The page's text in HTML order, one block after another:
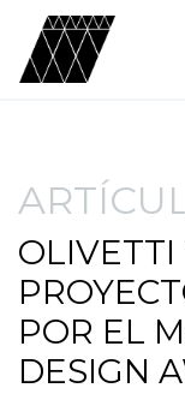
OLIVETTI
POR EL
DESIGN